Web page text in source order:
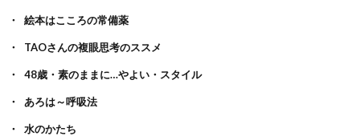
絵本はこころの常備薬
TAOさんの複眼思考のススメ
48歳・素のままに…やよい・スタイル
あろは～呼吸法
水のかたち